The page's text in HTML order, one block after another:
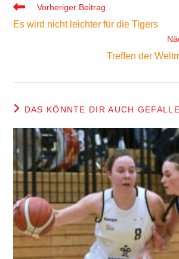
Weitere
ansehen
Vorheriger Beitrag
Es wird nicht leichter für die Tigers
Treffen der
DAS KÖNNTE DIR AUCH